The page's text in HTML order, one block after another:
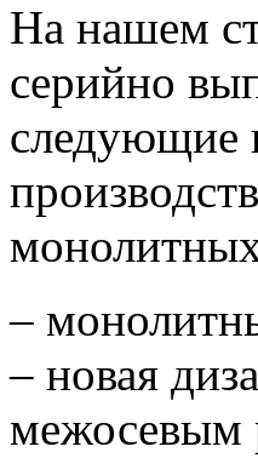
На нашем
серийно
следующие
–
– новая
межосевым